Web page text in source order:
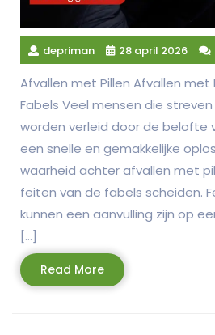
depriman 28 april 2026
Afvallen met Pillen Afvallen met
Fabels Veel mensen die
worden verleid door de belofte
een snelle en gemakkelijke
waarheid achter afvallen met
feiten van de fabels scheiden.
kunnen een aanvulling zijn op
[…]
Read MoreRead
More